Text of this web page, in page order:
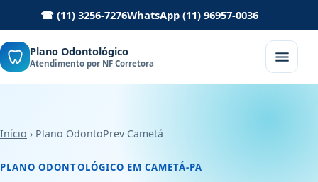
☎ (11) 3256-7276WhatsApp (11) 96957-0036
Plano Odontológico
Atendimento por NF Corretora
Início › Plano OdontoPrev Cametá
PLANO ODONTOLÓGICO EM CAMETÁ-PA